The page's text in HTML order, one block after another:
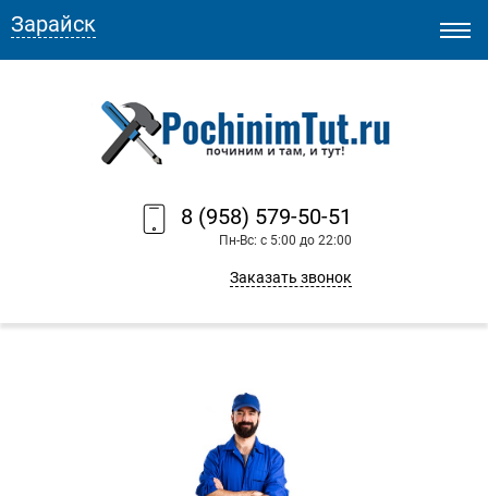
8 (958) 579-50-51
Пн-Вс: с 5:00 до 22:00
Заказать звонок
Зарайск